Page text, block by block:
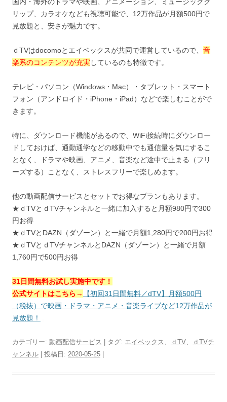
リップ、カラオケなども視聴可能で、12万作品が月額500円で
見放題と、安さが魅力です。
ｄTVはdocomoとエイベックスが共同で運営しているので、 音
楽系のコンテンツが充実しているのも特徴です。
テレビ・パソコン（Windows・Mac）・タブレット・スマート
フォン（アンドロイド・iPhone・iPad）などで楽しむことがで
きます。
特に、ダウンロード機能があるので、WiFi接続時にダウンロー
ドしておけば、通勤通学などの移動中でも通信量を気にするこ
となく、ドラマや映画、アニメ、音楽など途中で止まる（フリ
ーズする）ことなく、ストレスフリーで楽しめます。
他の動画配信サービスとセットでお得なプランもあります。
★ｄTVとｄTVチャンネルと一緒に加入すると月額980円で300
円お得
★ｄTVとDAZN（ダゾーン）と一緒で月額1,280円で200円お得
★ｄTVとｄTVチャンネルとDAZN（ダゾーン）と一緒で月額
1,760円で500円お得
31日間無料お試し実施中です！
公式サイトはこちら→
【初回31日間無料／dTV】月額500円
（税抜）で映画・ドラマ・アニメ・音楽ライブなど12万作品が
見放題！
カテゴリー: 動画配信サービス | タグ: エイベックス 、 ｄTV、
ｄTVチ
ャンネル | 投稿日: 2020-05-25